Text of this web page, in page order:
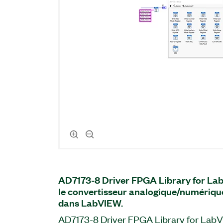
AD7173-8 Driver FPGA Library for
le convertisseur analogique/
dans LabVIEW.
AD7173-8 Driver FPGA Library for